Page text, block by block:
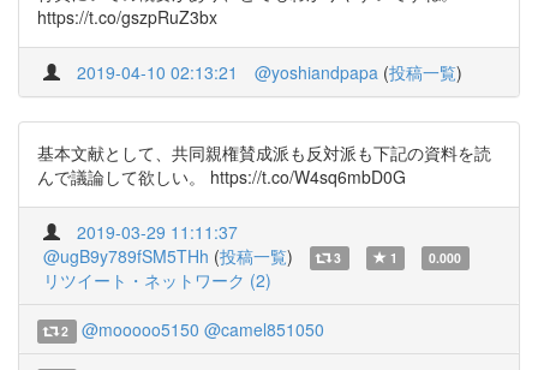
https://t.co/gszpRuZ3bx
2019-04-10 02:13:21 @yoshiandpapa (投稿一覧)
基本文献として、共同親権賛成派も反対派も下記の資料を読
んで議論して欲しい。 https://t.co/W4sq6mbD0G
2019-03-29 11:11:37
@ugB9y789fSM5THh (投稿一覧) 3 1 0.000
リツイート・ネットワーク (2)
2 @mooooo5150 @camel851050